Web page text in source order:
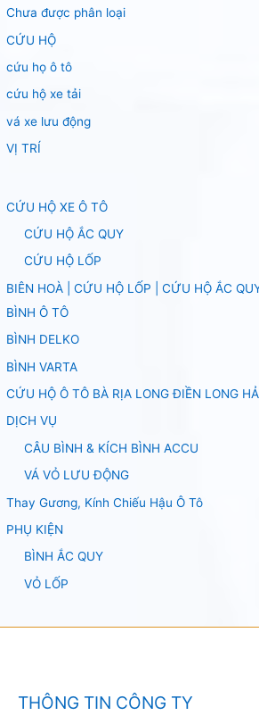
Chưa được phân loại
CỨU HỘ
cứu họ ô tô
cứu hộ xe tải
vá xe lưu động
VỊ TRÍ
CỨU HỘ XE Ô TÔ
CỨU HỘ ẮC QUY
CỨU HỘ LỐP
BIÊN HOÀ | CỨU HỘ LỐP | CỨU HỘ ẮC
BÌNH Ô TÔ
BÌNH DELKO
BÌNH VARTA
CỨU HỘ Ô TÔ BÀ RỊA LONG ĐIỀN LONG
DỊCH VỤ
CÂU BÌNH & KÍCH BÌNH ACCU
VÁ VỎ LƯU ĐỘNG
Thay Gương, Kính Chiếu Hậu Ô Tô
PHỤ KIỆN
BÌNH ẮC QUY
VỎ LỐP
THÔNG TIN CÔNG TY